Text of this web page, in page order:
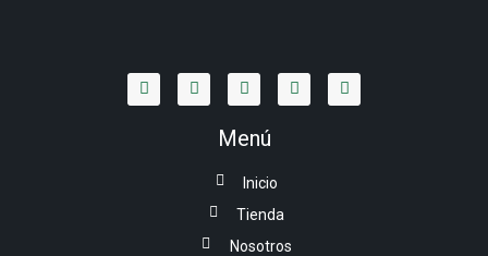
Menú
Inicio
Tienda
Nosotros